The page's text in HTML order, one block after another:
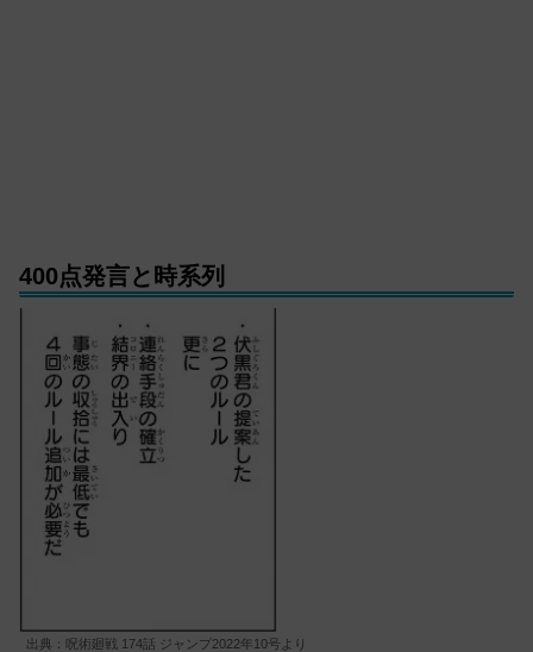
400点発言と時系列
出典：呪術廻戦 174話 ジャンプ2022年10号より